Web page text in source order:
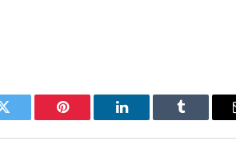
Twitter Pinterest LinkedIn Tumblr